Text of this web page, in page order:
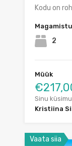
Kodu on
2
Müük
Sinu
Kristiina
Vaata siia